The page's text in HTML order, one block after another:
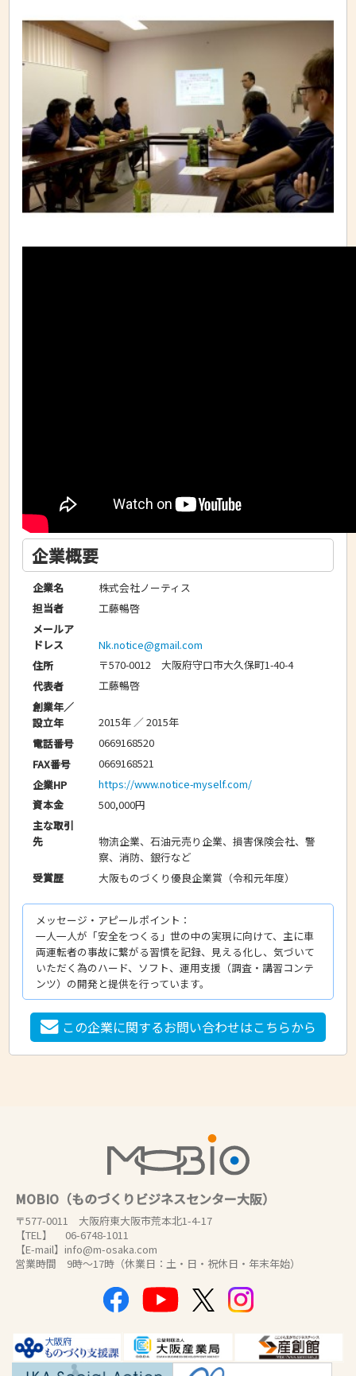
企業概要
企業名
株式会社ノーティス
担当者
工藤暢啓
メールア
ドレス
Nk.notice@gmail.com
住所
〒570-0012 大阪府守口市大久保町1-40-4
代表者
工藤暢啓
創業年／
設立年
2015年 ／ 2015年
電話番号
0669168520
FAX番号
0669168521
企業HP
https://www.notice-myself.com/
資本金
500,000円
主な取引
先
物流企業、石油元売り企業、損害保険会社、警
察、消防、銀行など
受賞歴
大阪ものづくり優良企業賞（令和元年度）
メッセージ・アピールポイント：
一人一人が「安全をつくる」世の中の実現に向けて、主に車
両運転者の事故に繋がる習慣を記録、見える化し、気づいて
いただく為のハード、ソフト、運用支援（調査・講習コンテ
ンツ）の開発と提供を行っています。
この企業に関するお問い合わせはこちらから
MOBIO（ものづくりビジネスセンター大阪）
〒577-0011 大阪府東大阪市荒本北1-4-17
【TEL】 06-6748-1011
【E-mail】info@m-osaka.com
営業時間 9時～17時（休業日：土・日・祝休日・年末年始）